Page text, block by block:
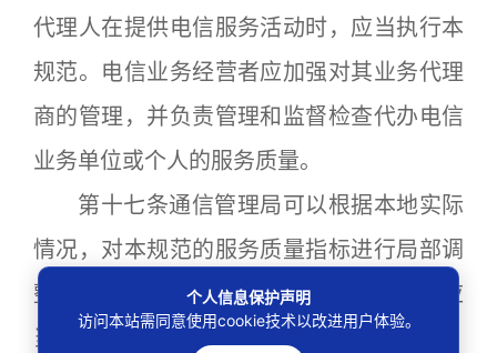
代理人在提供电信服务活动时，应当执行本
规范。电信业务经营者应加强对其业务代理
商的管理，并负责管理和监督检查代办电信
业务单位或个人的服务质量。
第十七条通信管理局可以根据本地实际
情况，对本规范的服务质量指标进行局部调
整或补充。调整后的指标低于本规范的，应
当报信息产业部批准。
个人信息保护声明
访问本站需同意使用cookie技术以改进用户体验。